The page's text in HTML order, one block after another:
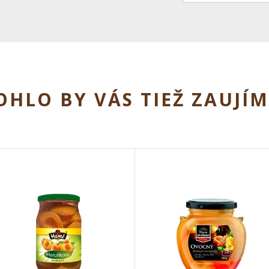
BY VÁS TIEŽ